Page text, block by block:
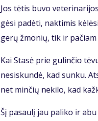
Jos tė­tis bu­vo
gė­si pa­dė­ti, nak­ti­mis
ge­rų žmo­nių, tik ir
Kai Sta­sė prie gu­lin­čio
ne­si­skun­dė, kad sun­ku.
net min­čių ne­ki­lo, kad
Šį pa­sau­lį jau pa­li­ko ir